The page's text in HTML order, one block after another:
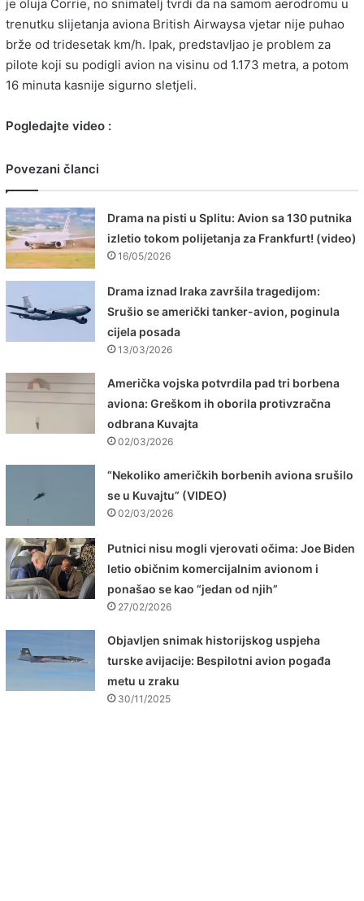
je oluja Corrie, no snimatelj tvrdi da na samom aerodromu u
trenutku slijetanja aviona British Airwaysa vjetar nije puhao
brže od tridesetak km/h. Ipak, predstavljao je problem za
pilote koji su podigli avion na visinu od 1.173 metra, a potom
16 minuta kasnije sigurno sletjeli.
Pogledajte video :
Povezani članci
Drama na pisti u Splitu: Avion sa 130 putnika
izletio tokom polijetanja za Frankfurt! (video)
16/05/2026
Drama iznad Iraka završila tragedijom:
Srušio se američki tanker-avion, poginula
cijela posada
13/03/2026
Američka vojska potvrdila pad tri borbena
aviona: Greškom ih oborila protivzračna
odbrana Kuvajta
02/03/2026
“Nekoliko američkih borbenih aviona srušilo
se u Kuvajtu” (VIDEO)
02/03/2026
Putnici nisu mogli vjerovati očima: Joe Biden
letio običnim komercijalnim avionom i
ponašao se kao “jedan od njih”
27/02/2026
Objavljen snimak historijskog uspjeha
turske avijacije: Bespilotni avion pogađa
metu u zraku
30/11/2025